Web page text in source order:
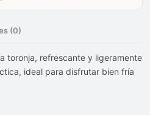
(0)
toronja, refrescante y ligeramente
ideal para disfrutar bien fría